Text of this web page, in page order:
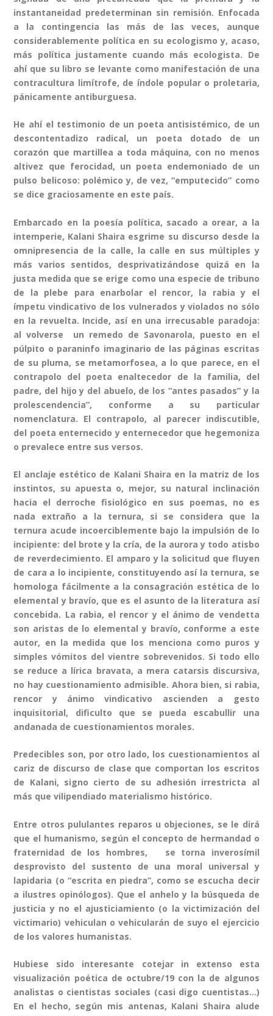
instantaneidad predeterminan sin remisión. Enfocada
a la contingencia las más de las veces, aunque
considerablemente política en su ecologismo y, acaso,
más política justamente cuando más ecologista. De
ahí que su libro se levante como manifestación de una
contracultura limítrofe, de índole popular o proletaria,
pánicamente antiburguesa.
He ahí el testimonio de un poeta antisistémico, de un
descontentadizo radical, un poeta dotado de un
corazón que martillea a toda máquina, con no menos
altivez que ferocidad, un poeta endemoniado de un
pulso belicoso: polémico y, de vez, “emputecido” como
se dice graciosamente en este país.
Embarcado en la poesía política, sacado a orear, a la
intemperie, Kalani Shaira esgrime su discurso desde la
omnipresencia de la calle, la calle en sus múltiples y
más varios sentidos, desprivatizándose quizá en la
justa medida que se erige como una especie de tribuno
de la plebe para enarbolar el rencor, la rabia y el
ímpetu vindicativo de los vulnerados y violados no sólo
en la revuelta. Incide, así en una irrecusable paradoja:
al volverse un remedo de Savonarola, puesto en el
púlpito o paraninfo imaginario de las páginas escritas
de su pluma, se metamorfosea, a lo que parece, en el
contrapolo del poeta enaltecedor de la familia, del
padre, del hijo y del abuelo, de los “antes pasados” y la
prolescendencia”, conforme a su particular
nomenclatura. El contrapolo, al parecer indiscutible,
del poeta enternecido y enternecedor que hegemoniza
o prevalece entre sus versos.
El anclaje estético de Kalani Shaira en la matriz de los
instintos, su apuesta o, mejor, su natural inclinación
hacia el derroche fisiológico en sus poemas, no es
nada extraño a la ternura, si se considera que la
ternura acude incoerciblemente bajo la impulsión de lo
incipiente: del brote y la cría, de la aurora y todo atisbo
de reverdecimiento. El amparo y la solicitud que fluyen
de cara a lo incipiente, constituyendo así la ternura, se
homologa fácilmente a la consagración estética de lo
elemental y bravío, que es el asunto de la literatura así
concebida. La rabia, el rencor y el ánimo de vendetta
son aristas de lo elemental y bravío, conforme a este
autor, en la medida que los menciona como puros y
simples vómitos del vientre sobrevenidos. Si todo ello
se reduce a lírica bravata, a mera catarsis discursiva,
no hay cuestionamiento admisible. Ahora bien, si rabia,
rencor y ánimo vindicativo ascienden a gesto
inquisitorial, dificulto que se pueda escabullir una
andanada de cuestionamientos morales.
Predecibles son, por otro lado, los cuestionamientos al
cariz de discurso de clase que comportan los escritos
de Kalani, signo cierto de su adhesión irrestricta al
más que vilipendiado materialismo histórico.
Entre otros pululantes reparos u objeciones, se le dirá
que el humanismo, según el concepto de hermandad o
fraternidad de los hombres, se torna inverosímil
desprovisto del sustento de una moral universal y
lapidaria (o “escrita en piedra”, como se escucha decir
a ilustres opinólogos). Que el anhelo y la búsqueda de
justicia y no el ajusticiamiento (o la victimización del
victimario) vehiculan o vehicularán de suyo el ejercicio
de los valores humanistas.
Hubiese sido interesante cotejar in extenso esta
visualización poética de octubre/19 con la de algunos
analistas o cientistas sociales (casi digo cuentistas…)
En el hecho, según mis antenas, Kalani Shaira alude